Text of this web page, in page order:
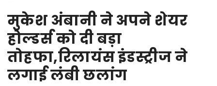
मुकेश अंबानी ने अपने शेयर
होल्डर्स को दी बड़ा
तोहफा,रिलायंस इंडस्ट्रीज ने
लगाई लंबी छलांग